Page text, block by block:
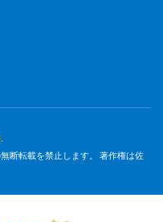
断転載を禁止します。 著作権は佐